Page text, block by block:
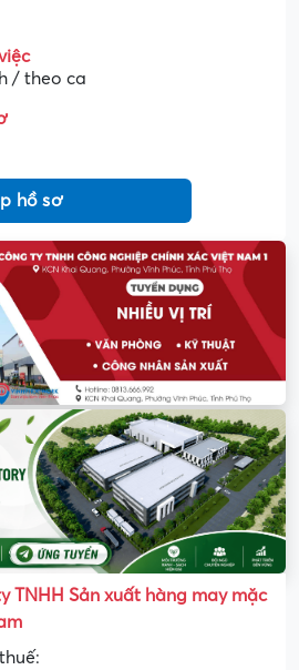
/ theo ca
hồ sơ
TNHH Sản xuất hàng may mặc